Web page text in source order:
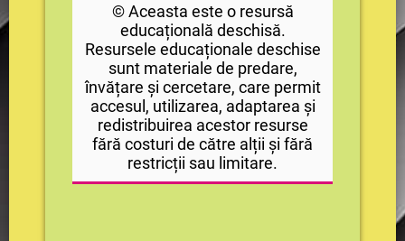
© Aceasta este o resursă
educațională deschisă.
Resursele educaționale deschise
sunt materiale de predare,
învățare și cercetare, care permit
accesul, utilizarea, adaptarea și
redistribuirea acestor resurse
fără costuri de către alții și fără
restricții sau limitare.